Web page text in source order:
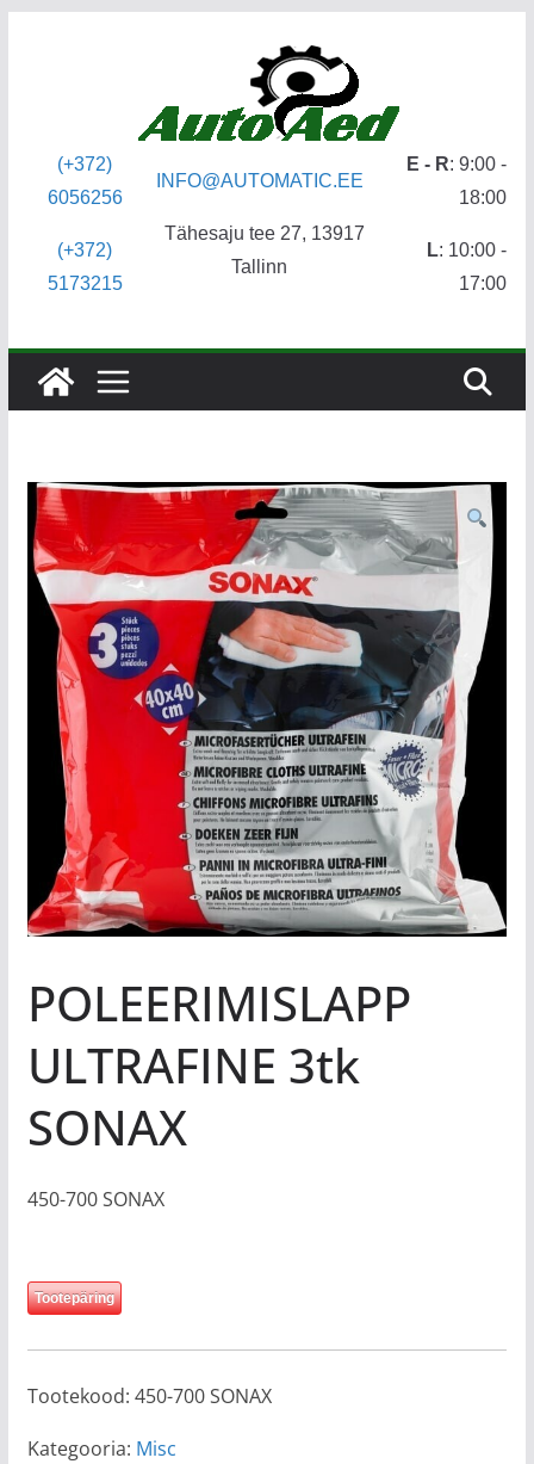
(+372)
6056256
(+372)
5173215
INFO@AUTOMATIC.EE
Tähesaju tee 27, 13917
Tallinn
E - R: 9:00 -
18:00
L: 10:00 -
17:00
POLEERIMISLAPP
ULTRAFINE 3tk
SONAX
450-700 SONAX
Tootepäring
Tootekood: 450-700 SONAX
Kategooria: Misc